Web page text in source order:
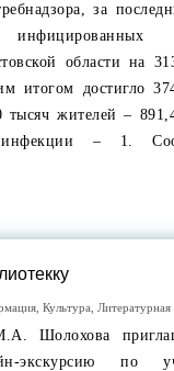
за
инфицированных
области на
итогом достигло
тысяч жителей –
инфекции – 1.
Культура Литературная
Шолохова
экскурсию по